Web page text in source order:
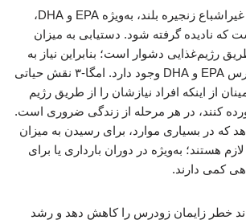
فواید اسیدهای چرب غیراشباع زنجیره بلند، به‌ویژه EPA و DHA،
که نادیده گرفته شود. دستیابی به میزان
رژیم‌غذایی دشوار است؛ بنابراین نیاز به
منابع پایدار و در دسترس EPA و DHA وجود دارد. امگا-۳ نقش حیاتی
از اینکه افراد نیازشان را از طریق رژیم
کنند، در هر مرحله از زندگی ضروری است.
که در بسیاری موارد، برای رسیدن به میزان
هستند؛ به‌ویژه در دوران بارداری یا برای
کمی دارند.
۳ می‌تواند خطر زایمان زودرس را کاهش دهد و رشد